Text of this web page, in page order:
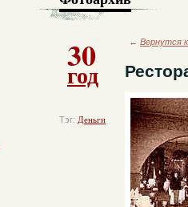
30
год
Тэг: Деньги
← Вернутся